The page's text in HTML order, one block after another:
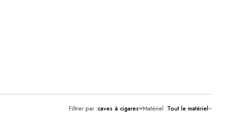
Filtrer par :caves à cigares Matériel :Tout le matériel